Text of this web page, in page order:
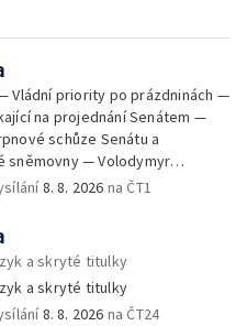
Vládní priority po prázdninách —
na projednání Senátem —
schůze Senátu a
sněmovny — Volodymyr
poprvé v Bělehradě —
domovů pro seniory —
stárne — Čekací lhůty na
pro seniory — Tisza
na prezidenta — Tréninky
StarDance — Následky
8. 8. 2026 na ČT1
a skryté titulky
a skryté titulky
8. 8. 2026 na ČT24